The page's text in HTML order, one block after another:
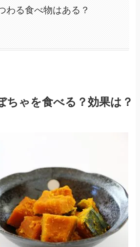
わる食べ物はある？
ちゃを食べる？効果は？